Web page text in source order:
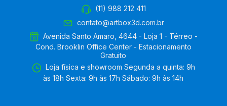
(11) 988 212 411
contato@artbox3d.com.br
Avenida Santo Amaro, 4644 - Loja 1 - Térreo -
Cond. Brooklin Office Center - Estacionamento
Gratuito
Loja física e showroom Segunda a quinta: 9h
às 18h Sexta: 9h às 17h Sábado: 9h às 14h